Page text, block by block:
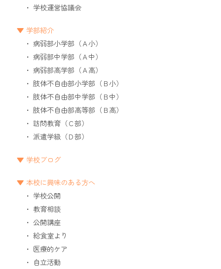
学校運営協議会
学部紹介
病弱部小学部（Ａ小）
病弱部中学部（Ａ中）
病弱部高学部（Ａ高）
肢体不自由部小学部（Ｂ小）
肢体不自由部中学部（Ｂ中）
肢体不自由部高等部（Ｂ高）
訪問教育（Ｃ部）
派遣学級（Ｄ部）
学校ブログ
本校に興味のある方へ
学校公開
教育相談
公開講座
給食室より
医療的ケア
自立活動